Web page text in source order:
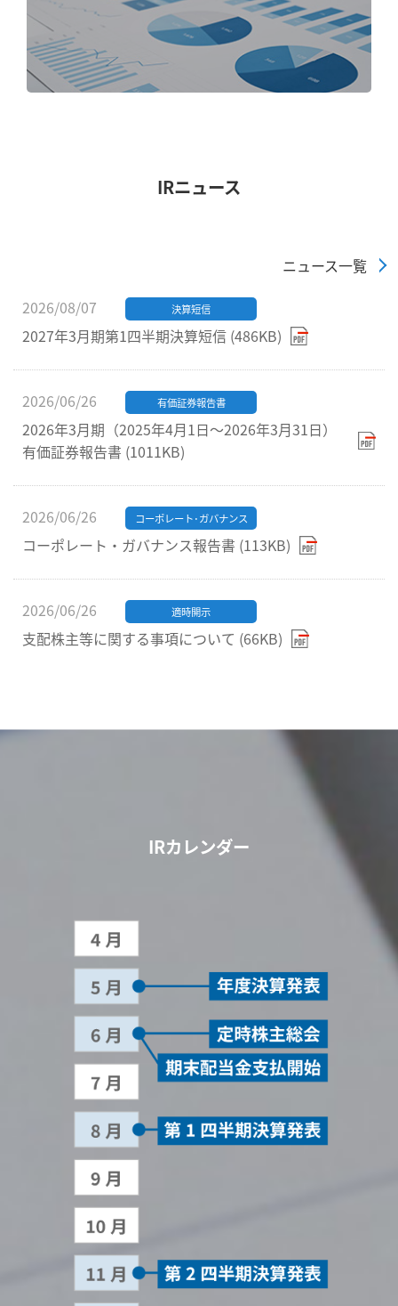
IRニュース
ニュース一覧
2026/08/07
決算短信
2027年3月期第1四半期決算短信 (486KB)
2026/06/26 有価証券報告書
2026年3月期（2025年4月1日～2026年3月31日）
有価証券報告書 (1011KB)
2026/06/26 コーポレート･ガバナンス
コーポレート・ガバナンス報告書 (113KB)
2026/06/26 適時開示
支配株主等に関する事項について (66KB)
IRカレンダー